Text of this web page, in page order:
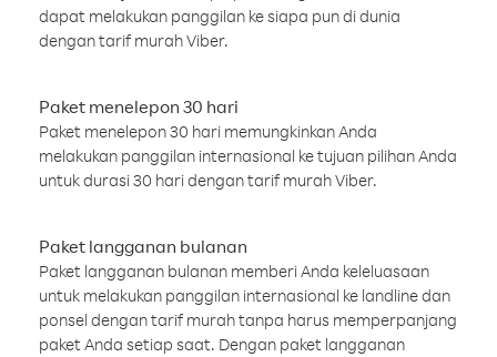
dapat melakukan panggilan ke siapa pun di dunia
dengan tarif murah Viber.
Paket menelepon 30 hari
Paket menelepon 30 hari memungkinkan Anda
melakukan panggilan internasional ke tujuan pilihan Anda
untuk durasi 30 hari dengan tarif murah Viber.
Paket langganan bulanan
Paket langganan bulanan memberi Anda keleluasaan
untuk melakukan panggilan internasional ke landline dan
ponsel dengan tarif murah tanpa harus memperpanjang
paket Anda setiap saat. Dengan paket langganan